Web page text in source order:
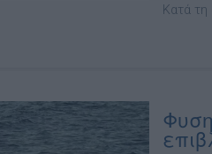
Κατά